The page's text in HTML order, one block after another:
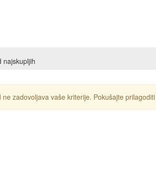
najskupljih
zadovoljava vaše kriterije. Pokušajte